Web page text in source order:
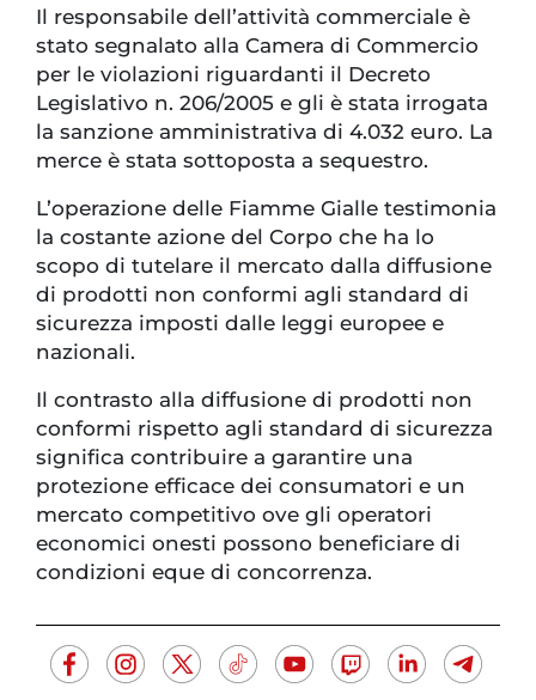
Il responsabile dell’attività commerciale è
stato segnalato alla Camera di Commercio
per le violazioni riguardanti il Decreto
Legislativo n. 206/2005 e gli è stata irrogata
la sanzione amministrativa di 4.032 euro. La
merce è stata sottoposta a sequestro.
L’operazione delle Fiamme Gialle testimonia
la costante azione del Corpo che ha lo
scopo di tutelare il mercato dalla diffusione
di prodotti non conformi agli standard di
sicurezza imposti dalle leggi europee e
nazionali.
Il contrasto alla diffusione di prodotti non
conformi rispetto agli standard di sicurezza
significa contribuire a garantire una
protezione efficace dei consumatori e un
mercato competitivo ove gli operatori
economici onesti possono beneficiare di
condizioni eque di concorrenza.